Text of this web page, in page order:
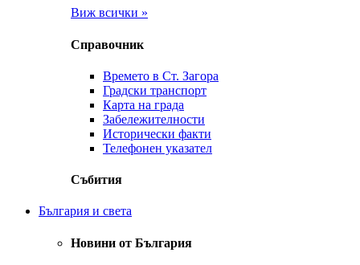
Виж всички »
Справочник
Времето в Ст. Загора
Градски транспорт
Карта на града
Забележителности
Исторически факти
Телефонен указател
Събития
България и света
Новини от България